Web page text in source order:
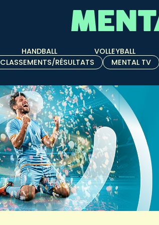
HANDBALL VOLLEYBALL
CLASSEMENTS/RÉSULTATS
MENTAL TV